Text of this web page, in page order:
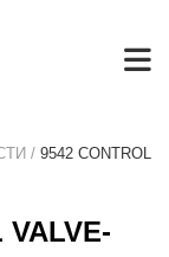
/ 9542 CONTROL